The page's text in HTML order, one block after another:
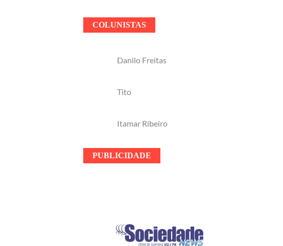
COLUNISTAS
Danilo Freitas
Tito
Itamar Ribeiro
PUBLICIDADE